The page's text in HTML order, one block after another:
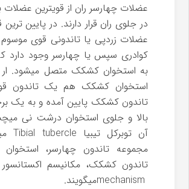
عضلات چهارسر ران از قویترین عضلات
در جلوی ران قرار دارند. در پایین
عضلات زردپی یا تاندونی قوی موسوم
کوادری سپس یا چهارسر وجود دارد
به استخوان کشکک متصل میشود. ار
استخوان کشکک هم یک تاندون
تاندون کشکک پایین آمده و به یک
بالا و جلوی استخوان درشت نی
آن توبرکل تیبیا Tibial tubercle
مجموعه تاندون چهارسر،
تاندون کشکک، مکانیسم اکستانسور
mechanismمیگویند.